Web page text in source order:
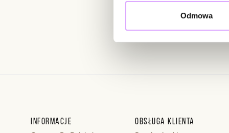
Odmowa
Wprowadzając i
Informacje Obsługa klienta